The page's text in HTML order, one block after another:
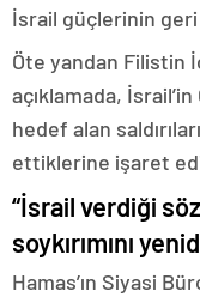
İsrail güçlerinin
Öte yandan Filistin
açıklamada,
hedef alan
ettiklerine işaret
“İsrail verdiği
soykırımını
Hamas’ın Siyasi